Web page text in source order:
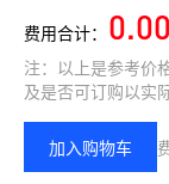
费用合计： 0.00
注：以上是参考价
及是否可订购以实
加入购物车